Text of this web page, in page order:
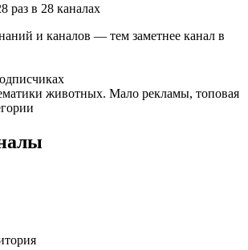
раз в 28 каналах
и каналов — тем заметнее канал в
животных. Мало рекламы, топовая